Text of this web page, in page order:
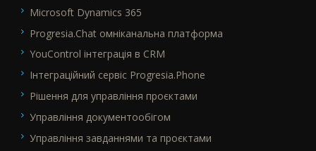
Microsoft Dynamics 365
Progresia.Chat омніканальна платформа
YouControl інтеграція в CRM
Інтеграційний сервіс Progresia.Phone
Рішення для управління проєктами
Управління документообігом
Управління завданнями та проєктами